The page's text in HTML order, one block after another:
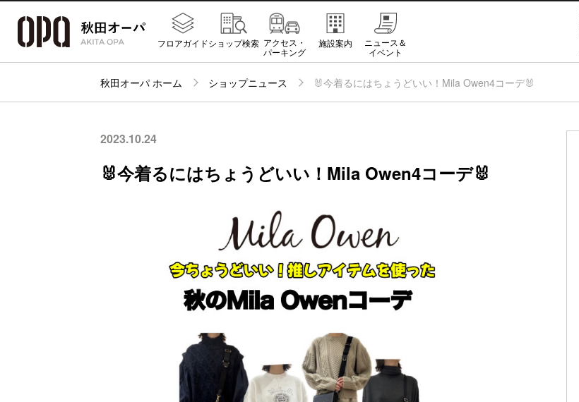
フロアガイドショップ検索 アクセス・
パーキング
施設案内
ニュース＆
イベント
秋田オーパ ホーム ショップニュース 🐰今着るにはちょうどいい！Mila Owen4コーデ🐰
2023.10.24
🐰今着るにはちょうどいい！Mila Owen4コーデ🐰